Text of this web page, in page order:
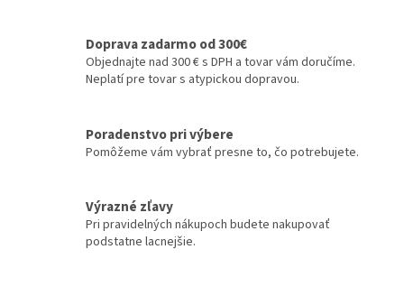
i
e
p
r
k
y
v
s
Doprava zadarmo od 300€
Objednajte nad 300 € s DPH a tovar vám doručíme.
Neplatí pre tovar s atypickou dopravou.
Poradenstvo pri výbere
Pomôžeme vám vybrať presne to, čo potrebujete.
Výrazné zľavy
Pri pravidelných nákupoch budete nakupovať
podstatne lacnejšie.